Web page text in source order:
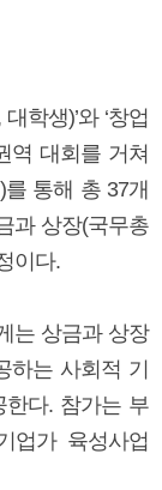
학생)’와 ‘창업
역 대회를 거쳐
통해 총 37개
과 상장(국무총
이다.
는 상금과 상장
하는 사회적 기
다. 참가는 부
업가 육성사업